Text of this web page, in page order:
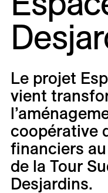
Carrières
Contact
Le projet
vient
coopérative
financiers
de la Tour
Desjardins.